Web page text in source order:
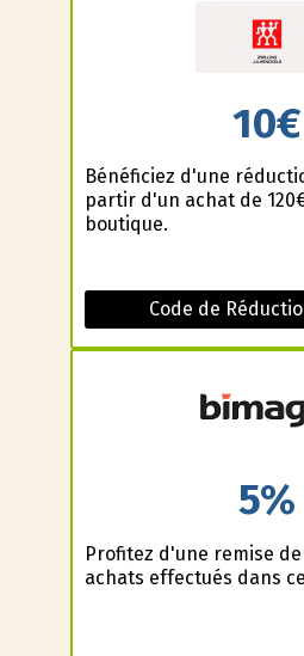
10€
Bénéficiez d'une
partir d'un achat de
boutique.
Code de
5%
Profitez d'une remise de
achats effectués dans